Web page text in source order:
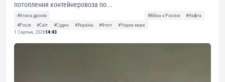
потоплення контейнеровоза по...
#Атака дронів #Війна з Росією
#Нафта
#Росія
#Світ #Судно #Україна #Флот
#Чорне море
1 Серпня, 202614:43